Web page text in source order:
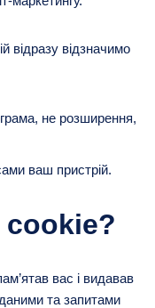
відразу відзначимо
не розширення,
ваш пристрій.
cookie?
вас і видавав
та запитами